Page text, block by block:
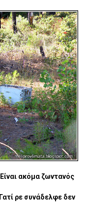
ακόμα ζωντανός
ρε συνάδελφε δεν